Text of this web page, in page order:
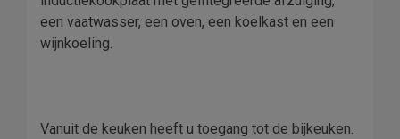
een vaatwasser, een oven, een koelkast en een
wijnkoeling.
Vanuit de keuken heeft u toegang tot de bijkeuken.